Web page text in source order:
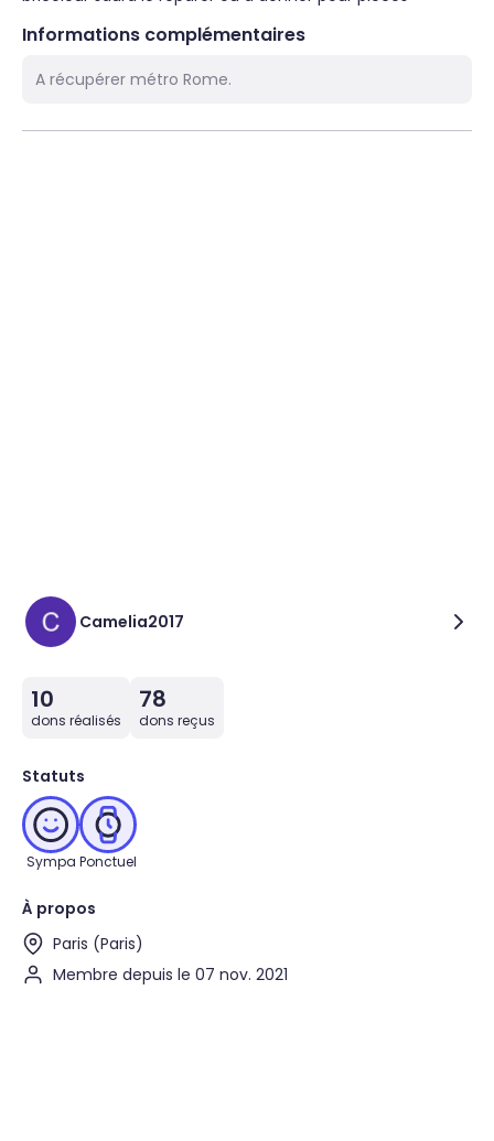
Informations complémentaires
A récupérer métro Rome.
Camelia2017
10
dons réalisés
78
dons reçus
Statuts
Sympa Ponctuel
À propos
Paris (Paris)
Membre depuis le 07 nov. 2021